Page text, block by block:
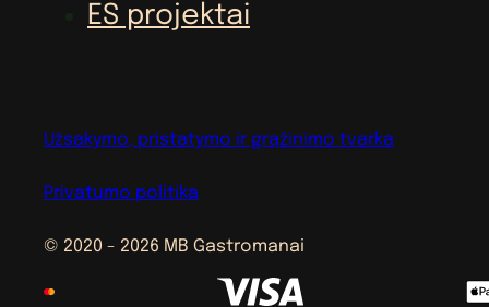
ES projektai
© 2020 - 2026 MB Gastromanai
Privatumo politika
Užsakymo, pristatymo ir grąžinimo tvarka